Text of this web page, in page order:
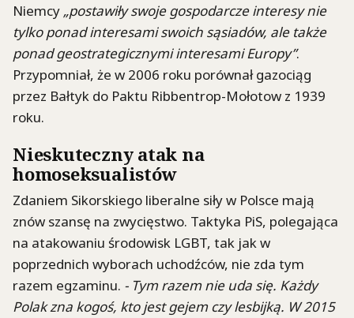
Niemcy „postawiły swoje gospodarcze interesy nie
tylko ponad interesami swoich sąsiadów, ale także
ponad geostrategicznymi interesami Europy”.
Przypomniał, że w 2006 roku porównał gazociąg
przez Bałtyk do Paktu Ribbentrop-Mołotow z 1939
roku.
Nieskuteczny atak na
homoseksualistów
Zdaniem Sikorskiego liberalne siły w Polsce mają
znów szansę na zwycięstwo. Taktyka PiS, polegająca
na atakowaniu środowisk LGBT, tak jak w
poprzednich wyborach uchodźców, nie zda tym
razem egzaminu. - Tym razem nie uda się. Każdy
Polak zna kogoś, kto jest gejem czy lesbijką. W 2015